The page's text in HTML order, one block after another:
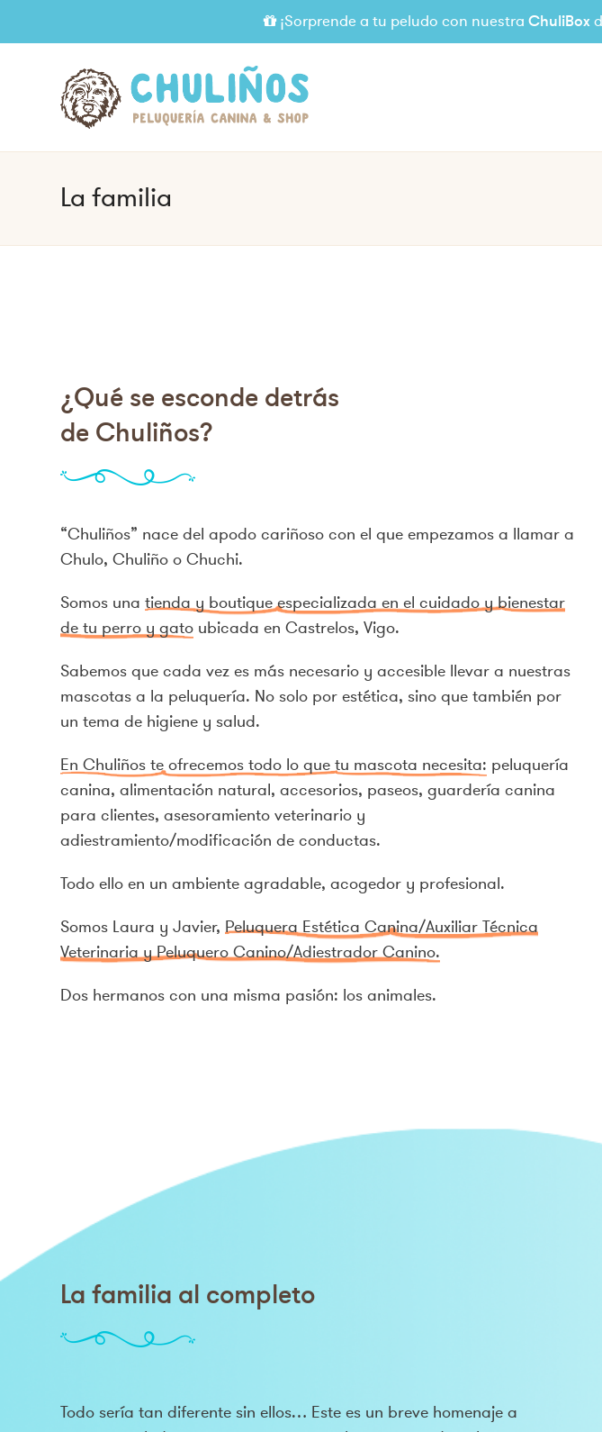
¡Sorprende a tu peludo con nuestra ChuliBox
La familia
¿Qué se esconde detrás
de Chuliños?
“Chuliños” nace del apodo cariñoso con el que empezamos a llamar a
Chulo, Chuliño o Chuchi.
Somos unatienda y boutique especializada en el cuidado y bienestar
de tu perro y gato ubicada en Castrelos, Vigo.
Sabemos que cada vez es más necesario y accesible llevar a nuestras
mascotas a la peluquería. No solo por estética, sino que también por
un tema de higiene y salud.
En Chuliños te ofrecemos todo lo que tu mascota necesita: peluquería
canina, alimentación natural, accesorios, paseos, guardería canina
para clientes, asesoramiento veterinario y
adiestramiento/modificación de conductas.
Todo ello en un ambiente agradable, acogedor y profesional.
Somos Laura y Javier,Peluquera Estética Canina/Auxiliar Técnica
Veterinaria y Peluquero Canino/Adiestrador Canino.
Dos hermanos con una misma pasión: los animales.
La familia al completo
Todo sería tan diferente sin ellos… Este es un breve homenaje a